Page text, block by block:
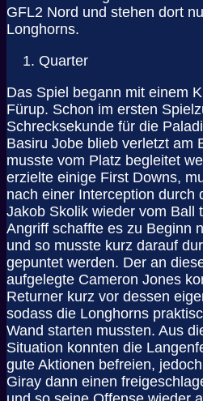
GFL2 Nord und stehen dort
Longhorns.
Quarter
Das Spiel begann mit einem
Fürup. Schon im ersten
Schrecksekunde für die
Basiru Jobe blieb verletzt am
musste vom Platz begleitet
erzielte einige First Downs,
nach einer Interception durch
Jakob Skolik wieder vom Ball
Angriff schaffte es zu Beginn
und so musste kurz darauf
gepuntet werden. Der an
aufgelegte Cameron Jones
Returner kurz vor dessen
sodass die Longhorns
Wand starten mussten. Aus
Situation konnten die
gute Aktionen befreien,
Giray dann einen